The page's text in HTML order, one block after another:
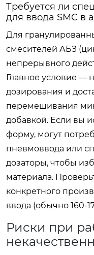
Требуется ли
для ввода SMC в
Для
смесителей АБЗ
непрерывного
Главное условие —
дозирования и
перемешивания
добавкой. Если вы
форму, могут
пневмоввода или
дозаторы, чтобы
материала.
конкретного
ввода (обычно 160-
Риски при